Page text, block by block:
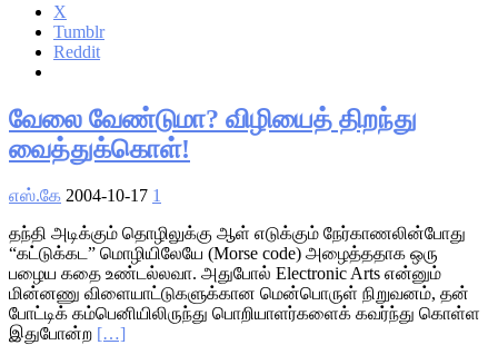
X
Tumblr
Reddit
வேலை வேண்டுமா? விழியைத் திறந்து
வைத்துக்கொள்!
எஸ்.கே 2004-10-17 1
தந்தி அடிக்கும் தொழிலுக்கு ஆள் எடுக்கும் நேர்காணலின்போது
“கட்டுக்கட” மொழியிலேயே (Morse code) அழைத்ததாக ஒரு
பழைய கதை உண்டல்லவா. அதுபோல் Electronic Arts என்னும்
மின்னணு விளையாட்டுகளுக்கான மென்பொருள் நிறுவனம், தன்
போட்டிக் கம்பெனியிலிருந்து பொறியாளர்களைக் கவர்ந்து கொள்ள
இதுபோன்ற […]